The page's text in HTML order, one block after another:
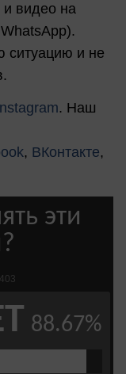
видео на
ситуацию и не
. Наш
, ВКонтакте,